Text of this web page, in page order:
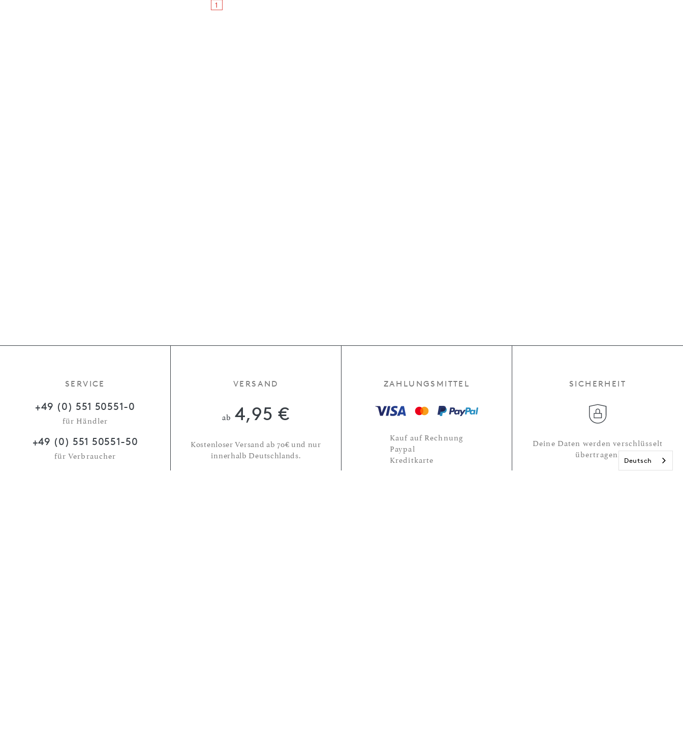
1
SERVICE
+49 (0) 551 50551-0
für Händler
+49 (0) 551 50551-50
für Verbraucher
VERSAND
ab 4,95 €
Kostenloser Versand ab 70€ und nur
innerhalb Deutschlands.
ZAHLUNGSMITTEL
Kauf auf Rechnung
Paypal
Kreditkarte
SICHERHEIT
Deine Daten werden verschlüsselt
übertragen.
Deutsch